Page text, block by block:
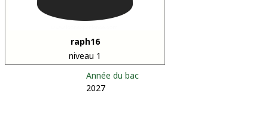
raph16
niveau 1
Année du bac
2027